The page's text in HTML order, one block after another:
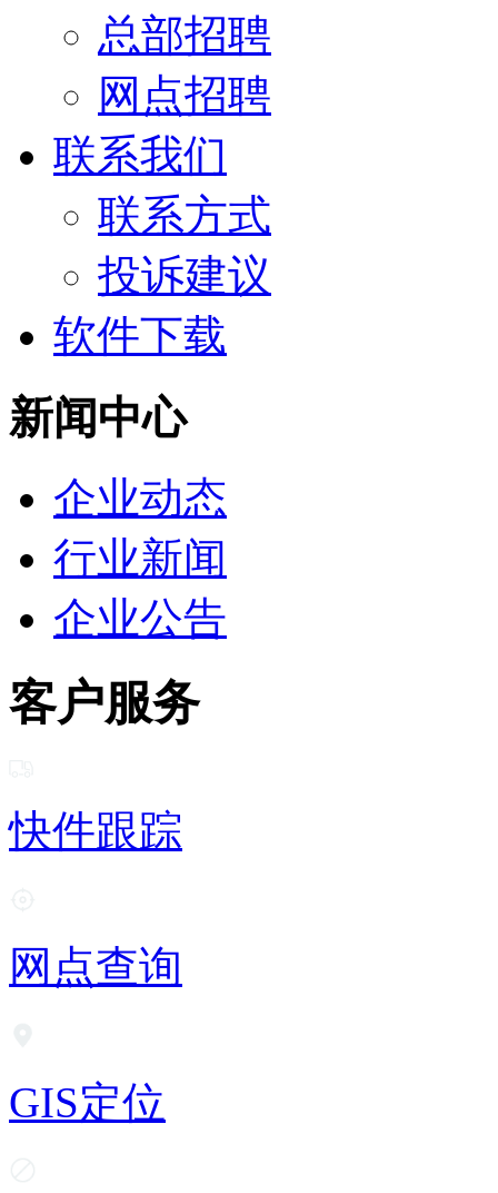
总部招聘
网点招聘
联系我们
联系方式
投诉建议
软件下载
新闻中心
企业动态
行业新闻
企业公告
客户服务
快件跟踪
网点查询
GIS定位